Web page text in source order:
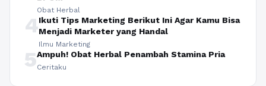
Obat Herbal
4Ikuti Tips Marketing Berikut Ini Agar Kamu Bisa
Menjadi Marketer yang Handal
Ilmu Marketing
5Ampuh! Obat Herbal Penambah Stamina Pria
Ceritaku